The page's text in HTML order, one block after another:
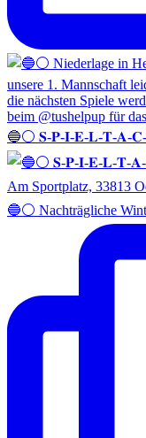
🔵⚪️ 𝐒-𝐏-𝐈-𝐄-𝐋-𝐓-𝐀-𝐂-
🔵⚪️ Nachträgliche